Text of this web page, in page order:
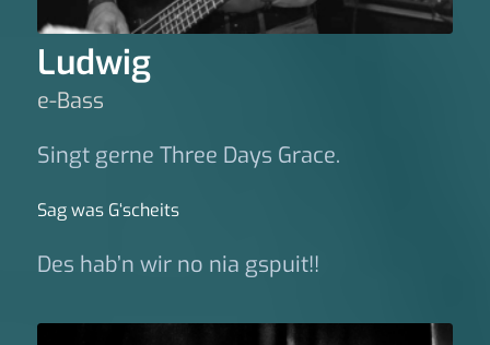
Ludwig
e-Bass
Singt gerne Three Days Grace.
Sag was G‘scheits
Des hab’n wir no nia gspuit!!